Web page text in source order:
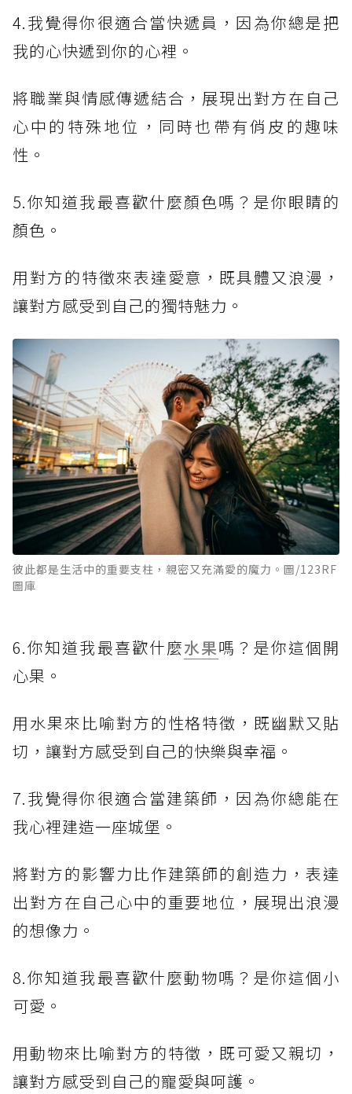
4.我覺得你很適合當快遞員，因為你總是把
我的心快遞到你的心裡。
將職業與情感傳遞結合，展現出對方在自己
心中的特殊地位，同時也帶有俏皮的趣味
性。
5.你知道我最喜歡什麼顏色嗎？是你眼睛的
顏色。
用對方的特徵來表達愛意，既具體又浪漫，
讓對方感受到自己的獨特魅力。
彼此都是生活中的重要支柱，親密又充滿愛的魔力。圖/123RF
圖庫
6.你知道我最喜歡什麼水果嗎？是你這個開
心果。
用水果來比喻對方的性格特徵，既幽默又貼
切，讓對方感受到自己的快樂與幸福。
7.我覺得你很適合當建築師，因為你總能在
我心裡建造一座城堡。
將對方的影響力比作建築師的創造力，表達
出對方在自己心中的重要地位，展現出浪漫
的想像力。
8.你知道我最喜歡什麼動物嗎？是你這個小
可愛。
用動物來比喻對方的特徵，既可愛又親切，
讓對方感受到自己的寵愛與呵護。